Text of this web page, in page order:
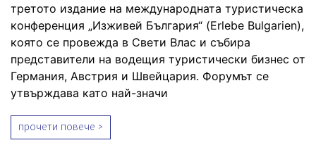
третото издание на международната туристическа
конференция „Изживей България“ (Erlebe Bulgarien),
която се провежда в Свети Влас и събира
представители на водещия туристически бизнес от
Германия, Австрия и Швейцария. Форумът се
утвърждава като най-значи
прочети повече >